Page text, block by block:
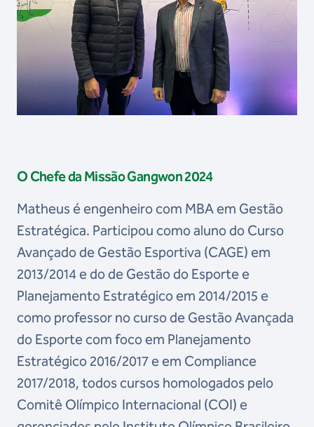
O Chefe da Missão Gangwon 2024
Matheus é engenheiro com MBA em Gestão
Estratégica. Participou como aluno do Curso
Avançado de Gestão Esportiva (CAGE) em
2013/2014 e do de Gestão do Esporte e
Planejamento Estratégico em 2014/2015 e
como professor no curso de Gestão Avançada
do Esporte com foco em Planejamento
Estratégico 2016/2017 e em Compliance
2017/2018, todos cursos homologados pelo
Comitê Olímpico Internacional (COI) e